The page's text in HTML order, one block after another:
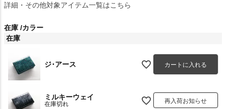
詳細・その他対象アイテム一覧はこちら
在庫 カラー
在庫
ジ･アース カートに入れる
ミルキーウェイ
在庫切れ 再入荷お知らせ